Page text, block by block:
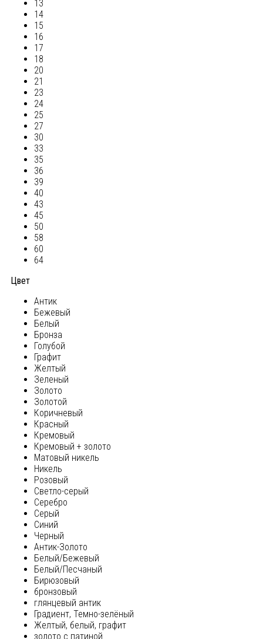
13
14
15
16
17
18
20
21
23
24
25
27
30
33
35
36
39
40
43
45
50
58
60
64
Цвет
Антик
Бежевый
Белый
Бронза
Голубой
Графит
Желтый
Зеленый
Золото
Золотой
Коричневый
Красный
Кремовый
Кремовый + золото
Матовый никель
Никель
Розовый
Светло-серый
Серебро
Серый
Синий
Черный
Антик-Золото
Белый/Бежевый
Белый/Песчаный
Бирюзовый
бронзовый
глянцевый антик
Градиент, Темно-зелёный
Желтый, белый, графит
золото с патиной